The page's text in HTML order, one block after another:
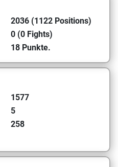
2036 (1122 Positions)
0 (0 Fights)
18 Punkte.
1577
5
258